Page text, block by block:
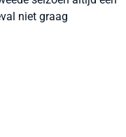
niet graag